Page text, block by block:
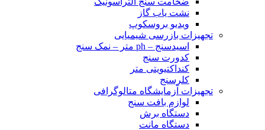
نشت یاب گاز
ویدیو بروسکوپ
تجهیزات بازرسی شیمیایی
اسیدسنج – ph متر – نمک سنج
کدورت سنج
کنداکتیویتی متر
کلرسنج
تجهیزات آزمایشگاه متالوگرافی
لوازم بافت سنج
دستگاه برش
دستگاه مانت